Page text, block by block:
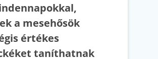
a mesehősök
értékes
taníthatnak